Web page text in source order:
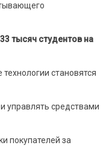
тысяч студентов на
становятся
управлять средствами
покупателей за